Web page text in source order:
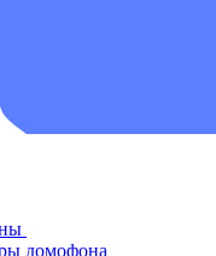
домофона